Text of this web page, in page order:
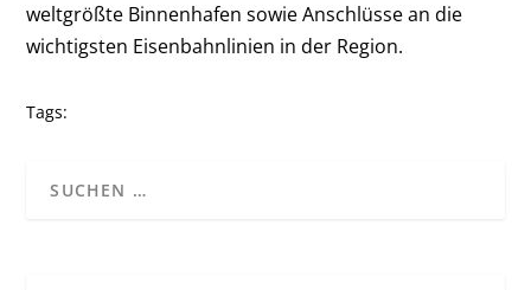
weltgrößte Binnenhafen sowie Anschlüsse an die
wichtigsten Eisenbahnlinien in der Region.
Tags: